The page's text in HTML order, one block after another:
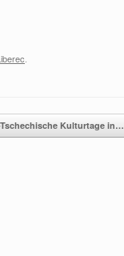
Kulturtage in…